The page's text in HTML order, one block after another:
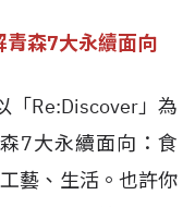
森7大永續面向
「Re:Discover」為
7大永續面向：食
藝、生活。也許你